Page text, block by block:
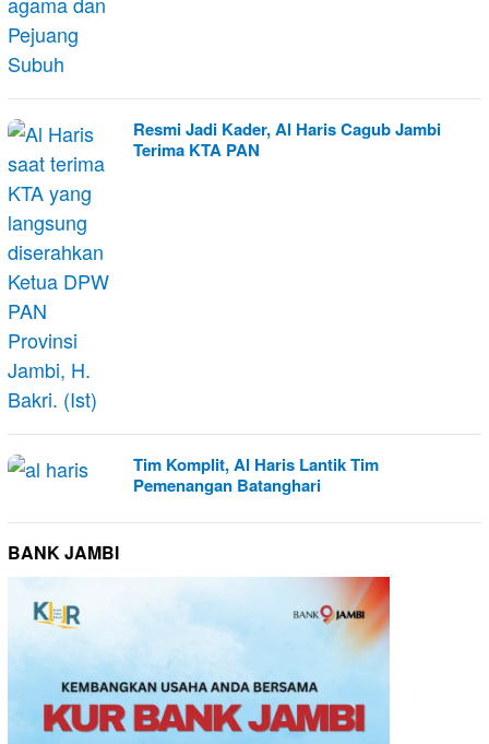
Resmi Jadi Kader, Al Haris Cagub Jambi
Terima KTA PAN
Tim Komplit, Al Haris Lantik Tim
Pemenangan Batanghari
BANK JAMBI